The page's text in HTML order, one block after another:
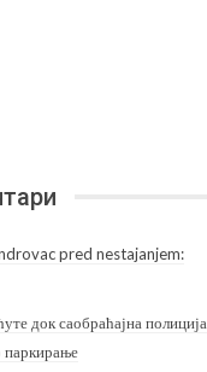
pred nestajanjem:
док саобраћајна полиција
паркирање